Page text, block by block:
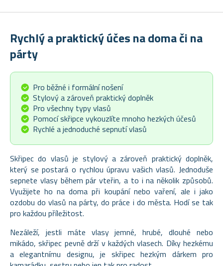
Rychlý a praktický účes na doma či na
párty
Pro běžné i formální nošení
Stylový a zároveň praktický doplněk
Pro všechny typy vlasů
Pomocí skřipce vykouzlíte mnoho hezkých účesů
Rychlé a jednoduché sepnutí vlasů
Skřipec do vlasů je stylový a zároveň praktický doplněk,
který se postará o rychlou úpravu vašich vlasů. Jednoduše
sepnete vlasy během pár vteřin, a to i na několik způsobů.
Využijete ho na doma při koupání nebo vaření, ale i jako
ozdobu do vlasů na párty, do práce i do města. Hodí se tak
pro každou příležitost.
Nezáleží, jestli máte vlasy jemné, hrubé, dlouhé nebo
mikádo, skřipec pevně drží v každých vlasech. Díky hezkému
a elegantnímu designu, je skřipec hezkým dárkem pro